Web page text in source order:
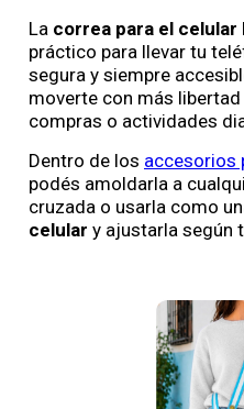
La correa para el celular
práctico para llevar tu
segura y siempre
moverte con más
compras o actividades
Dentro de los accesorios
podés amoldarla a
cruzada o usarla como
celular y ajustarla según